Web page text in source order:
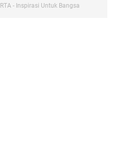
- Inspirasi Untuk Bangsa